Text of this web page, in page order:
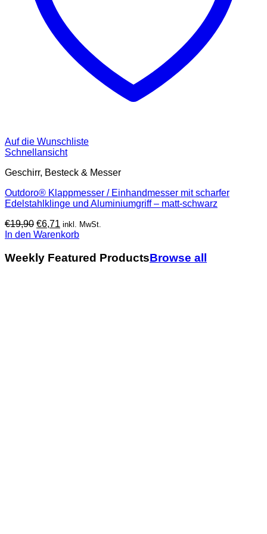
Auf die Wunschliste
Schnellansicht
Geschirr, Besteck & Messer
Outdoro® Klappmesser / Einhandmesser mit scharfer
Edelstahlklinge und Aluminiumgriff – matt-schwarz
€19,90 Ursprünglicher
Preis
€19,90
€6,71 Aktueller
Preis
€6,71.
inkl. MwSt.
In den Warenkorb
Weekly Featured ProductsBrowse all